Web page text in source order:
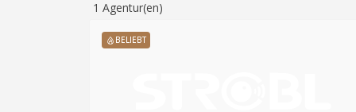
1 Agentur(en)
BELIEBT